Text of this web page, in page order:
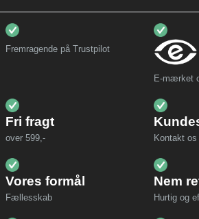
Fremragende på Trustpilot
E-mærket
Fri fragt
over 599,- Kontakt
Vores formål
Fællesskab
Nem
Hurtig og